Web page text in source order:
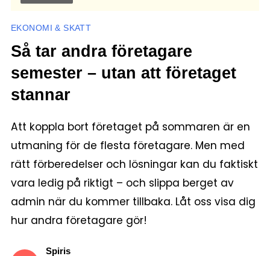
EKONOMI & SKATT
Så tar andra företagare
semester – utan att företaget
stannar
Att koppla bort företaget på sommaren är en
utmaning för de flesta företagare. Men med
rätt förberedelser och lösningar kan du faktiskt
vara ledig på riktigt – och slippa berget av
admin när du kommer tillbaka. Låt oss visa dig
hur andra företagare gör!
Spiris